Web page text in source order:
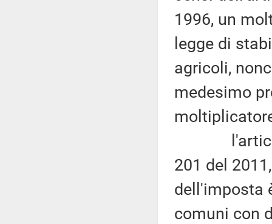
1996, un
legge di
agricoli,
medesimo
l'articolo
201 del
dell'imposta
comuni con